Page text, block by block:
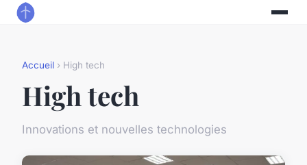
Accueil › High tech
High tech
Innovations et nouvelles technologies